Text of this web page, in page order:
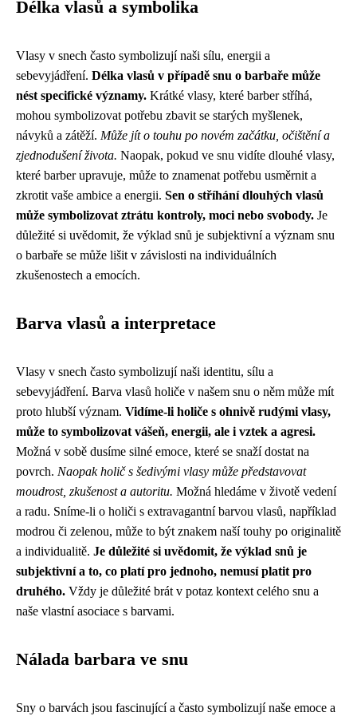
Délka vlasů a symbolika
Vlasy v snech často symbolizují naši sílu, energii a
sebevyjádření. Délka vlasů v případě snu o barbaře může
nést specifické významy. Krátké vlasy, které barber stříhá,
mohou symbolizovat potřebu zbavit se starých myšlenek,
návyků a zátěží. Může jít o touhu po novém začátku, očištění a
zjednodušení života. Naopak, pokud ve snu vidíte dlouhé vlasy,
které barber upravuje, může to znamenat potřebu usměrnit a
zkrotit vaše ambice a energii. Sen o stříhání dlouhých vlasů
může symbolizovat ztrátu kontroly, moci nebo svobody. Je
důležité si uvědomit, že výklad snů je subjektivní a význam snu
o barbaře se může lišit v závislosti na individuálních
zkušenostech a emocích.
Barva vlasů a interpretace
Vlasy v snech často symbolizují naši identitu, sílu a
sebevyjádření. Barva vlasů holiče v našem snu o něm může mít
proto hlubší význam. Vidíme-li holiče s ohnivě rudými vlasy,
může to symbolizovat vášeň, energii, ale i vztek a agresi.
Možná v sobě dusíme silné emoce, které se snaží dostat na
povrch. Naopak holič s šedivými vlasy může představovat
moudrost, zkušenost a autoritu. Možná hledáme v životě vedení
a radu. Sníme-li o holiči s extravagantní barvou vlasů, například
modrou či zelenou, může to být znakem naší touhy po originalitě
a individualitě. Je důležité si uvědomit, že výklad snů je
subjektivní a to, co platí pro jednoho, nemusí platit pro
druhého. Vždy je důležité brát v potaz kontext celého snu a
naše vlastní asociace s barvami.
Nálada barbara ve snu
Sny o barvách jsou fascinující a často symbolizují naše emoce a